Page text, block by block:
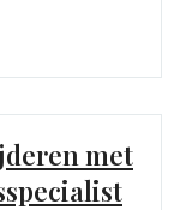
met